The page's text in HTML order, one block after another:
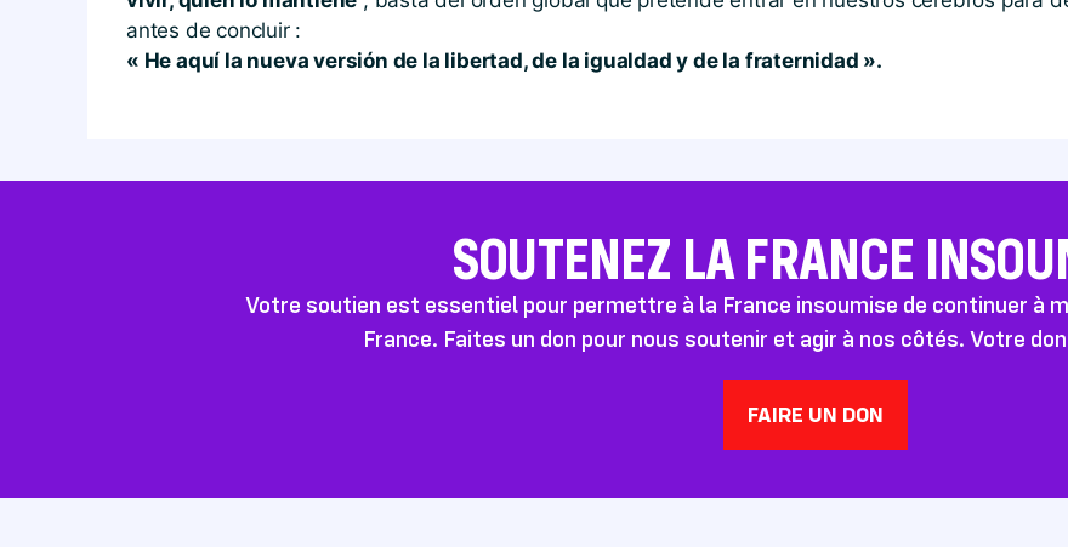
antes de concluir :
« He aquí la nueva versión de la libertad, de la igualdad y de la fraternidad ».
SOUTENEZ LA FRANCE
Votre soutien est essentiel pour permettre à la France insoumise de continuer à
France. Faites un don pour nous soutenir et agir à nos côtés. Votre
FAIRE UN DON